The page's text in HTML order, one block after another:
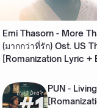
Emi Thasorn - More
(มากกว่าที่รัก) Ost. US
[Romanization Lyric +
PUN -